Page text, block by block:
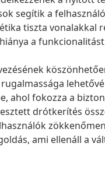
segítik a
tiszta vonalakkal
a
ahol fokozza a
drótkerítés
ami ellenáll a